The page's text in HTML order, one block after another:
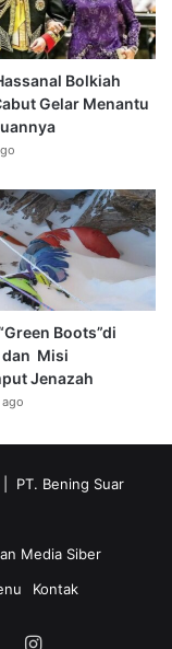
Bolkiah
Gelar Menantu
Boots”di
dan Misi
Jenazah
PT. Bening Suar
Media Siber
Kontak
Instagram